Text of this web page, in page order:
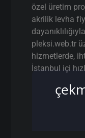
özel üretim
akrilik levha
pleksi.web.tr
hizmetlerde,
İstanbul içi